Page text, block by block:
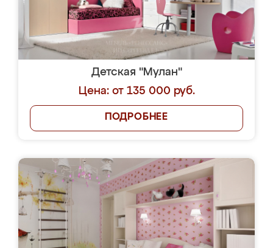
Детская "Мулан"
Цена: от 135 000 руб.
ПОДРОБНЕЕ